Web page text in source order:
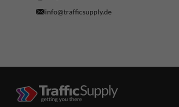
info@trafficsupply.de